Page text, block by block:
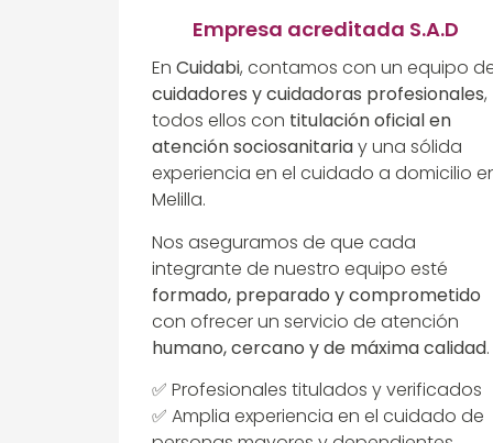
Empresa acreditada S.A.D
En Cuidabi, contamos con un equipo
cuidadores y cuidadoras profesionales,
todos ellos con titulación oficial en
atención sociosanitariay una sólida
experiencia en el cuidado a domicilio
Melilla.
Nos aseguramos de que cada
integrante de nuestro equipo esté
formado, preparado y comprometido
con ofrecer un servicio de atención
humano, cercano y de máxima calidad.
✅ Profesionales titulados y verificados
✅ Amplia experiencia en el cuidado de